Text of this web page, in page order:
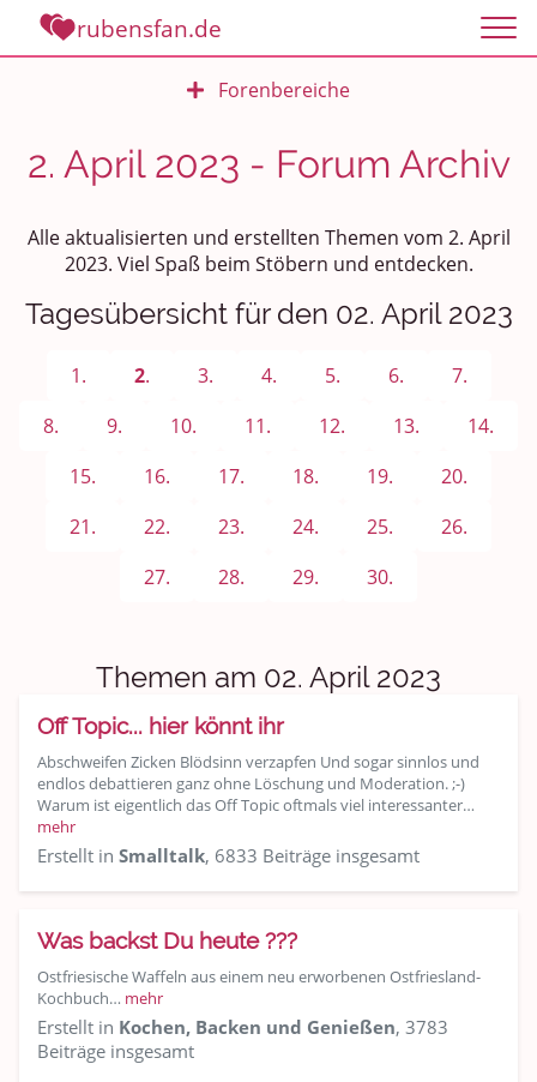
rubensfan.de
Forenbereiche
Rundum Leben
Smalltalk
Persönliches
Treffen und Stammtische
Ü100 Party - Fanecke
Gesundheit & Wellness
Sport & Freizeit
Kochen, Backen und Genießen
Anregungen und Support
Gewicht reduzieren
Archiv
2. April 2023 - Forum Archiv
Alle aktualisierten und erstellten Themen vom 2. April
2023. Viel Spaß beim Stöbern und entdecken.
Tagesübersicht für den 02. April 2023
1. 2. 3. 4. 5. 6.
7.
8.
9. 10. 11. 12. 13.
14.
15.
16. 17. 18. 19.
20.
21.
22. 23. 24. 25.
26.
27.
28. 29. 30.
Themen am 02. April 2023
Off Topic... hier könnt ihr
Abschweifen Zicken Blödsinn verzapfen Und sogar sinnlos und
endlos debattieren ganz ohne Löschung und Moderation. ;-)
Warum ist eigentlich das Off Topic oftmals viel interessanter…
mehr
Erstellt in Smalltalk, 6833 Beiträge insgesamt
Was backst Du heute ???
Ostfriesische Waffeln aus einem neu erworbenen Ostfriesland-
Kochbuch… mehr
Erstellt in Kochen, Backen und Genießen, 3783
Beiträge insgesamt